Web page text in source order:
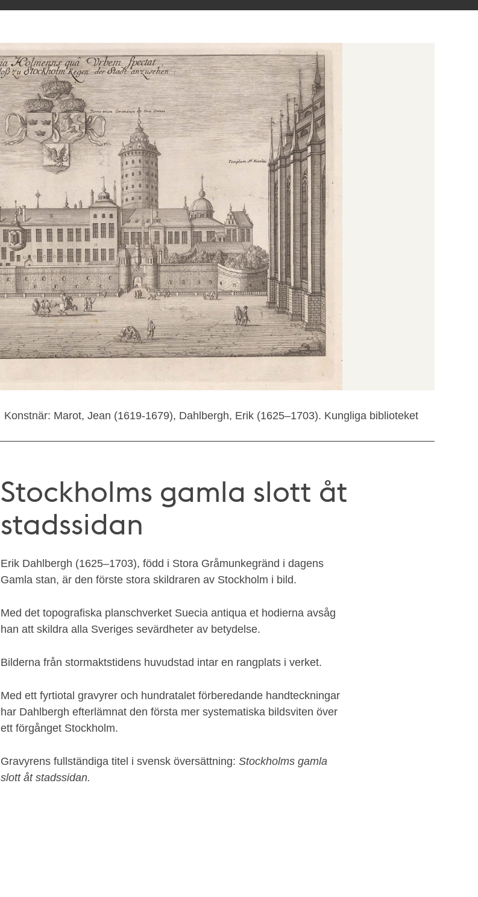
Konstnär: Marot, Jean (1619-1679), Dahlbergh, Erik (1625–1703). Kungliga biblioteket
Stockholms gamla slott åt
stadssidan
Erik Dahlbergh (1625–1703), född i Stora Gråmunkegränd i dagens
Gamla stan, är den förste stora skildraren av Stockholm i bild.
Med det topografiska planschverket Suecia antiqua et hodierna avsåg
han att skildra alla Sveriges sevärdheter av betydelse.
Bilderna från stormaktstidens huvudstad intar en rangplats i verket.
Med ett fyrtiotal gravyrer och hundratalet förberedande handteckningar
har Dahlbergh efterlämnat den första mer systematiska bildsviten över
ett förgånget Stockholm.
Gravyrens fullständiga titel i svensk översättning: Stockholms gamla
slott åt stadssidan.